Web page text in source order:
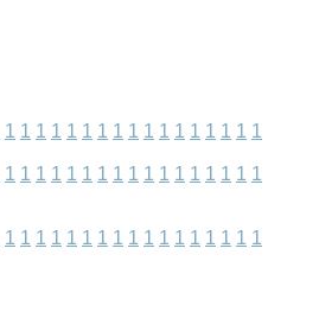
1 1 1 1 1 1 1 1 1 1 1 1 1 1 1 1 1
1 1 1 1 1 1 1 1 1 1 1 1 1 1 1 1 1
1 1 1 1 1 1 1 1 1 1 1 1 1 1 1 1 1